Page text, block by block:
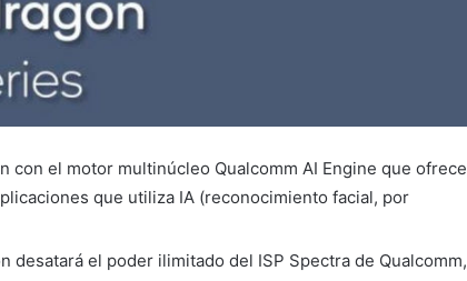
con el motor multinúcleo Qualcomm AI Engine que ofrece
que utiliza IA (reconocimiento facial, por
desatará el poder ilimitado del ISP Spectra de Qualcomm,